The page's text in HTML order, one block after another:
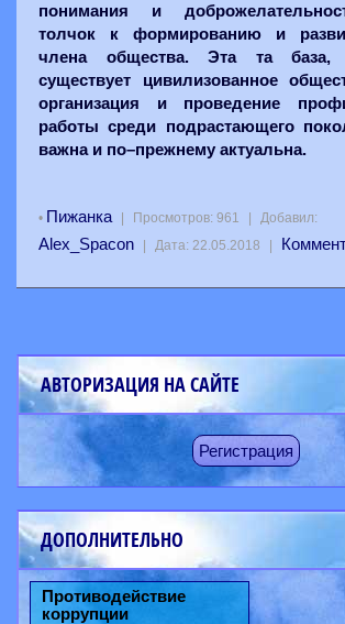
понимания и
толчок к формированию и
члена общества. Эта та база,
существует цивилизованное
организация и проведение
работы среди подрастающего
важна и по–прежнему актуальна.
• Пижанка | Просмотров: 961 | Добавил:
Alex_Spacon | Дата: 22.05.2018 |
АВТОРИЗАЦИЯ НА САЙТЕ
Регистрация
ДОПОЛНИТЕЛЬНО
Противодействие
коррупции